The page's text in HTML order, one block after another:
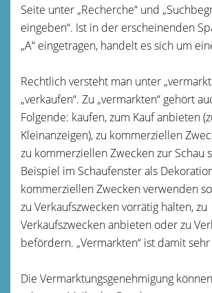
Seite unter „Recherche“ und
eingeben“. Ist in der erscheinenden
„A“ eingetragen, handelt es sich um
Rechtlich versteht man unter
„verkaufen“. Zu „vermarkten“ gehört
Folgende: kaufen, zum Kauf anbieten (
Kleinanzeigen), zu kommerziellen
zu kommerziellen Zwecken zur Schau
Beispiel im Schaufenster als
kommerziellen Zwecken verwenden
zu Verkaufszwecken vorrätig halten, zu
Verkaufszwecken anbieten oder zu
befördern. „Vermarkten“ ist damit
Die Vermarktungsgenehmigung